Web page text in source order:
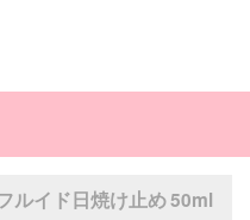
ルイド日焼け止め 50ml